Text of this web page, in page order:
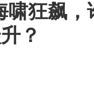
狂飙，
？